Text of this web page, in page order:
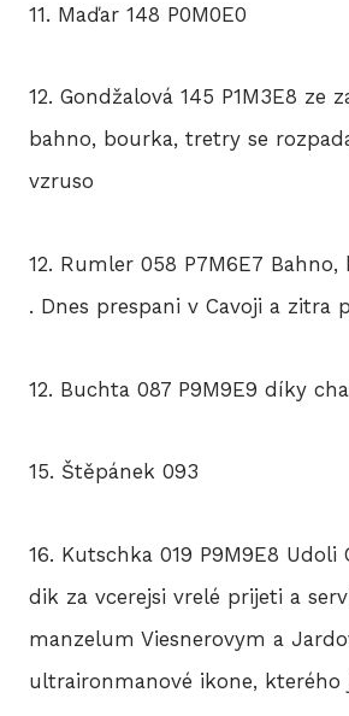
11. Maďar 148 P0M0E0
12. Gondžalová 145 P1M3E8 ze
bahno, bourka, tretry se
vzruso
12. Rumler 058 P7M6E7
. Dnes prespani v Cavoji a zitra
12. Buchta 087 P9M9E9 díky
15. Štěpánek 093
16. Kutschka 019 P9M9E8 Udoli
dik za vcerejsi vrelé prijeti a
manzelum Viesnerovym a
ultraironmanové ikone, kterého